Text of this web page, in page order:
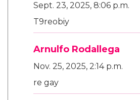
Sept. 23, 2025, 8:06 p.m.
T9reobiy
Arnulfo Rodallega
Nov. 25, 2025, 2:14 p.m.
re gay